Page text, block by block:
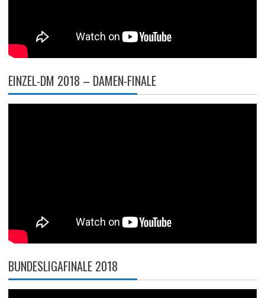
EINZEL-DM 2018 – DAMEN-FINALE
BUNDESLIGAFINALE 2018